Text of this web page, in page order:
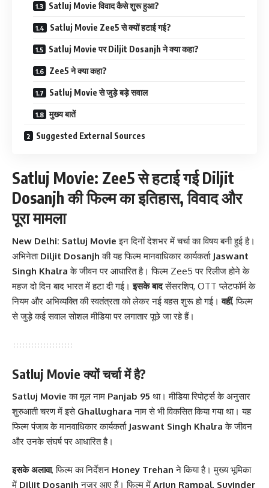
Satluj Movie विवाद कैसे शुरू हुआ?
Satluj Movie Zee5 से क्यों हटाई गई?
Satluj Movie पर Diljit Dosanjh ने क्या कहा?
Zee5 ने क्या कहा?
Satluj Movie से जुड़े बड़े सवाल
मुख्य बातें
Suggested External Sources
Satluj Movie: Zee5 से हटाई गई Diljit
Dosanjh की फिल्म का इतिहास, विवाद और
पूरा मामला
New Delhi: Satluj Movie इन दिनों देशभर में चर्चा का विषय बनी हुई है।
अभिनेता Diljit Dosanjh की यह फिल्म मानवाधिकार कार्यकर्ता Jaswant
Singh Khalra के जीवन पर आधारित है। फिल्म Zee5 पर रिलीज होने के
महज दो दिन बाद भारत में हटा दी गई।इसके बादसेंसरशिप, OTT प्लेटफॉर्म के
नियम और अभिव्यक्ति की स्वतंत्रता को लेकर नई बहस शुरू हो गई।वहीं, फिल्म
से जुड़े कई सवाल सोशल मीडिया पर लगातार पूछे जा रहे हैं।
Satluj Movie क्यों चर्चा में है?
Satluj Movie का मूल नाम Panjab 95 था। मीडिया रिपोर्ट्स के अनुसार
शुरुआती चरण में इसे Ghallughara नाम से भी विकसित किया गया था। यह
फिल्म पंजाब के मानवाधिकार कार्यकर्ता Jaswant Singh Khalra के जीवन
और उनके संघर्ष पर आधारित है।
इसके अलावा, फिल्म का निर्देशन Honey Trehan ने किया है। मुख्य भूमिका
में Diljit Dosanjh नजर आए हैं। फिल्म में Arjun Rampal, Suvinder